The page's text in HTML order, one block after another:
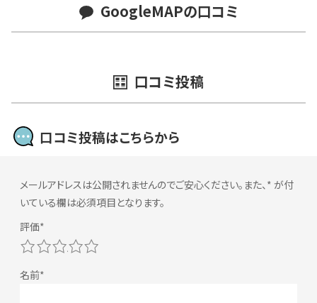
GoogleMAPの口コミ
口コミ投稿
口コミ投稿はこちらから
メールアドレスは公開されませんのでご安心ください。また、* が付
いている欄は必須項目となります。
5
4
3
2